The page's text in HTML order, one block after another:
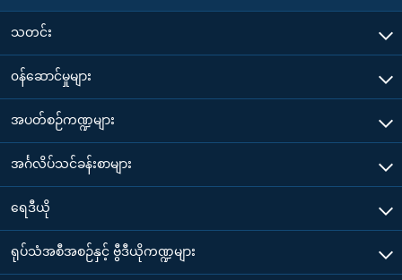
သတင်း
၀န်ဆောင်မှုများ
အပတ်စဉ်ကဏ္ဍများ
အင်္ဂလိပ်သင်ခန်းစာများ
ရေဒီယို
ရုပ်သံအစီအစဉ်နှင့် ဗွီဒီယိုကဏ္ဍများ